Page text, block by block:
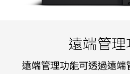
遠端管理
遠端管理功能可透過遠端